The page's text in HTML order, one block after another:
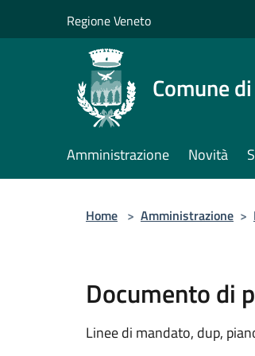
Regione Veneto
Comune
Amministrazione Novità
Home > Amministrazione >
Documento di
Linee di mandato, dup,